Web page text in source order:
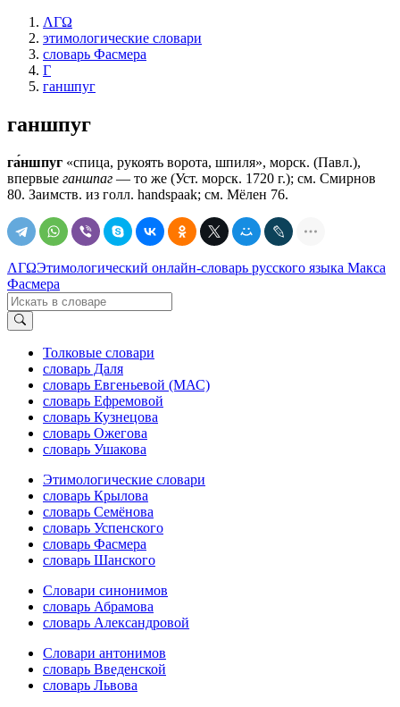
ΛΓΩ
этимологические словари
словарь Фасмера
Г
ганшпуг
ганшпуг
га́ншпуг «спица, рукоять ворота, шпиля», морск. (Павл.),
впервые ганшпаг — то же (Уст. морск. 1720 г.); см. Смирнов
80. Заимств. из голл. handspaak; см. Мёлен 76.
ΛΓΩЭтимологический онлайн-словарь русского языка Макса
Фасмера
Толковые словари
словарь Даля
словарь Евгеньевой (МАС)
словарь Ефремовой
словарь Кузнецова
словарь Ожегова
словарь Ушакова
Этимологические словари
словарь Крылова
словарь Семёнова
словарь Успенского
словарь Фасмера
словарь Шанского
Словари синонимов
словарь Абрамова
словарь Александровой
Словари антонимов
словарь Введенской
словарь Львова